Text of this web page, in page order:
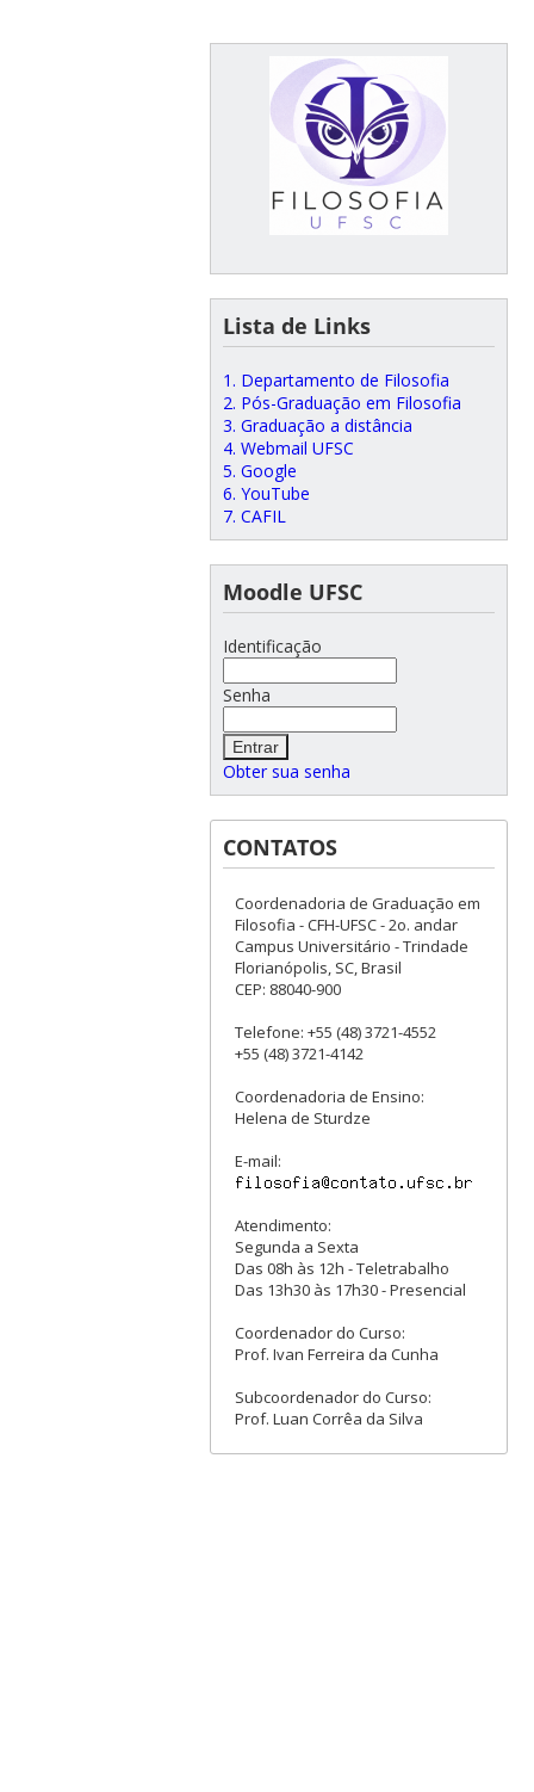
Lista de Links
1. Departamento de Filosofia
2. Pós-Graduação em Filosofia
3. Graduação a distância
4. Webmail UFSC
5. Google
6. YouTube
7. CAFIL
Moodle UFSC
Identificação
Senha
Obter sua senha
CONTATOS
Coordenadoria de Graduação em
Filosofia - CFH-UFSC - 2o. andar
Campus Universitário - Trindade
Florianópolis, SC, Brasil
CEP: 88040-900
Telefone: +55 (48) 3721-4552
+55 (48) 3721-4142
Coordenadoria de Ensino:
Helena de Sturdze
E-mail:
Atendimento:
Segunda a Sexta
Das 08h às 12h - Teletrabalho
Das 13h30 às 17h30 - Presencial
Coordenador do Curso:
Prof. Ivan Ferreira da Cunha
Subcoordenador do Curso:
Prof. Luan Corrêa da Silva